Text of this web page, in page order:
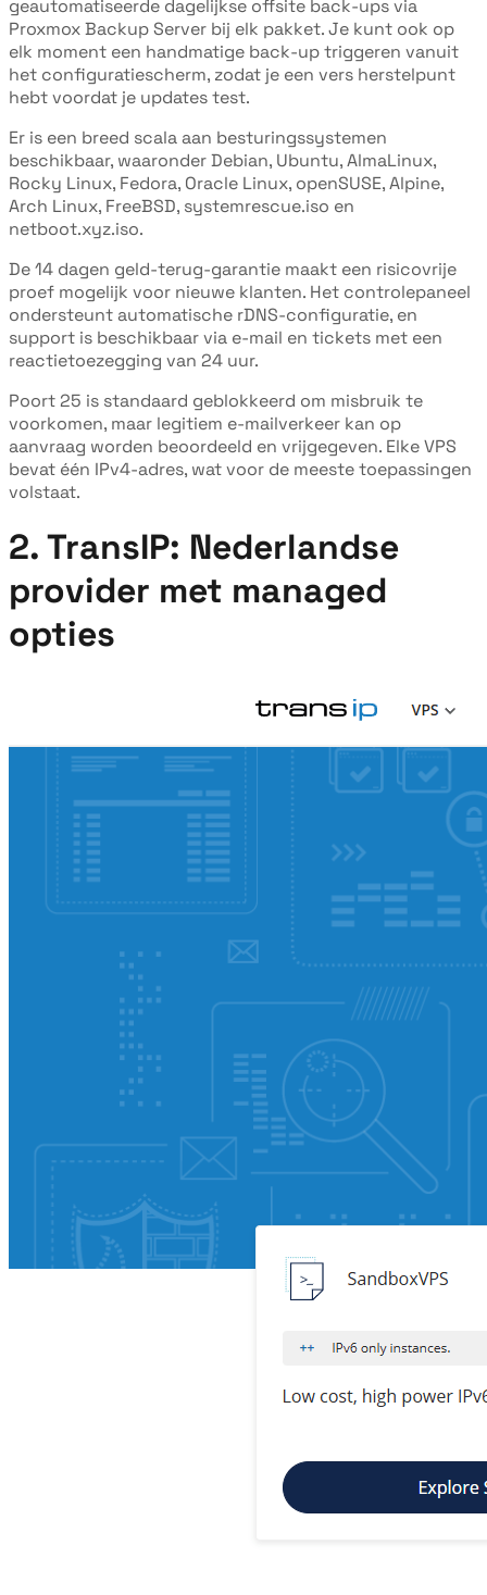
geautomatiseerde dagelijkse offsite back-ups via
Proxmox Backup Server bij elk pakket. Je kunt ook op
elk moment een handmatige back-up triggeren vanuit
het configuratiescherm, zodat je een vers herstelpunt
hebt voordat je updates test.
Er is een breed scala aan besturingssystemen
beschikbaar, waaronder Debian, Ubuntu, AlmaLinux,
Rocky Linux, Fedora, Oracle Linux, openSUSE, Alpine,
Arch Linux, FreeBSD, systemrescue.iso en
netboot.xyz.iso.
De 14 dagen geld-terug-garantie maakt een risicovrije
proef mogelijk voor nieuwe klanten. Het controlepaneel
ondersteunt automatische rDNS-configuratie, en
support is beschikbaar via e-mail en tickets met een
reactietoezegging van 24 uur.
Poort 25 is standaard geblokkeerd om misbruik te
voorkomen, maar legitiem e-mailverkeer kan op
aanvraag worden beoordeeld en vrijgegeven. Elke VPS
bevat één IPv4-adres, wat voor de meeste toepassingen
volstaat.
2. TransIP: Nederlandse
provider met managed
opties